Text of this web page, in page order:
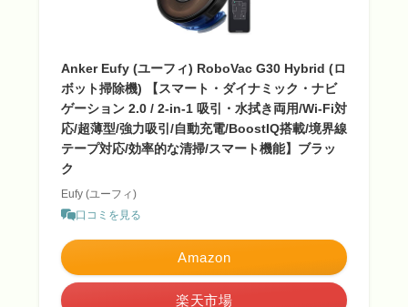
Anker Eufy (ユーフィ) RoboVac G30 Hybrid (ロ
ボット掃除機) 【スマート・ダイナミック・ナビ
ゲーション 2.0 / 2-in-1 吸引・水拭き両用/Wi-Fi対
応/超薄型/強力吸引/自動充電/BoostIQ搭載/境界線
テープ対応/効率的な清掃/スマート機能】ブラッ
ク
Eufy (ユーフィ)
口コミを見る
Amazon
楽天市場